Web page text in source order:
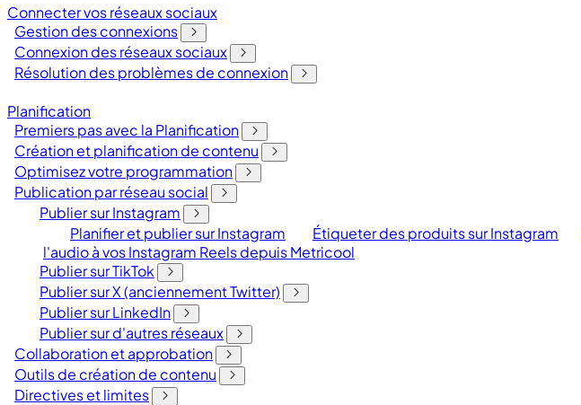
Connecter vos réseaux sociaux
Gestion des connexions
Connexion des réseaux sociaux
Résolution des problèmes de connexion
Planification
Premiers pas avec la Planification
Création et planification de contenu
Optimisez votre programmation
Publication par réseau social
Publier sur Instagram
Planifier et publier sur Instagram
Étiqueter des produits sur Instagram
l'audio à vos Instagram Reels depuis Metricool
Publier sur TikTok
Publier sur X (anciennement Twitter)
Publier sur LinkedIn
Publier sur d'autres réseaux
Collaboration et approbation
Outils de création de contenu
Directives et limites